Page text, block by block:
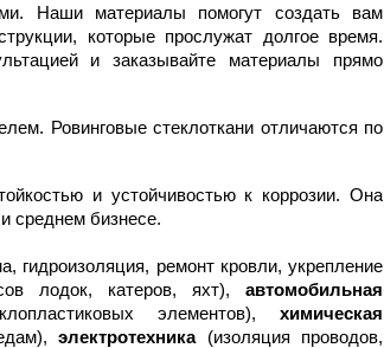
Наши материалы помогут создать вам
которые прослужат долгое время.
и заказывайте материалы прямо
Ровинговые стеклоткани отличаются по
и устойчивостью к коррозии. Она
среднем бизнесе.
гидроизоляция, ремонт кровли, укрепление
лодок, катеров, яхт),автомобильная
элементов), химическая
электротехника(изоляция проводов,